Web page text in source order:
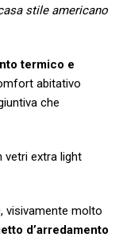
stile americano
termico e
abitativo
che
vetri extra light
visivamente molto
d’arredamento